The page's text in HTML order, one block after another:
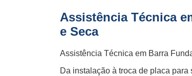
Assistência Técnica
e Seca
Assistência Técnica em Barra
Da instalação à troca de placa para